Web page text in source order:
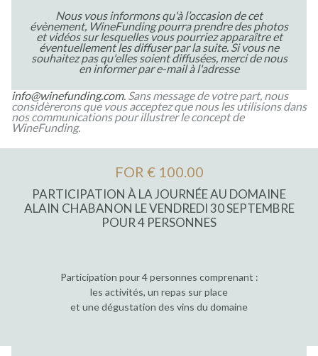
Nous vous informons qu'à l’occasion de cet
évènement, WineFunding pourra prendre des photos
et vidéos sur lesquelles vous pourriez apparaître et
éventuellement les diffuser par la suite. Si vous ne
souhaitez pas qu'elles soient diffusées, merci de nous
en informer par e-mail à l'adresse
info@winefunding.com. Sans message de votre part, nous
considèrerons que vous acceptez que nous les utilisions dans
nos communications pour illustrer le concept de
WineFunding.
FOR € 100.00
PARTICIPATION À LA JOURNÉE AU DOMAINE
ALAIN CHABANON LE VENDREDI 30 SEPTEMBRE
POUR 4 PERSONNES
Participation pour 4 personnes comprenant :
les activités, un repas sur place
et une dégustation des vins du domaine